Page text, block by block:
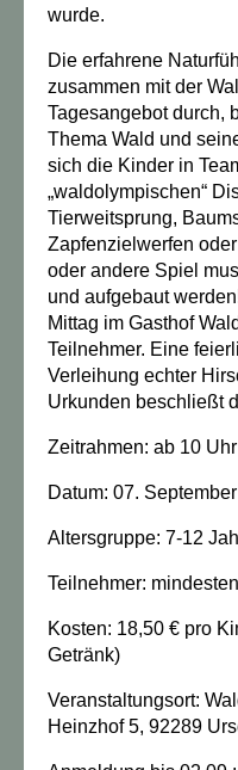
wurde.
Die erfahrene
zusammen mit der
Tagesangebot durch,
Thema Wald und
sich die Kinder in
„waldolympischen“
Tierweitsprung,
Zapfenzielwerfen
oder andere Spiel
und aufgebaut
Mittag im Gasthof
Teilnehmer. Eine
Verleihung echter
Urkunden beschließt
Zeitrahmen: ab 10
Datum: 07.
Altersgruppe: 7-12
Teilnehmer:
Kosten: 18,50 € pro
Getränk)
Veranstaltungsort:
Heinzhof 5, 92289